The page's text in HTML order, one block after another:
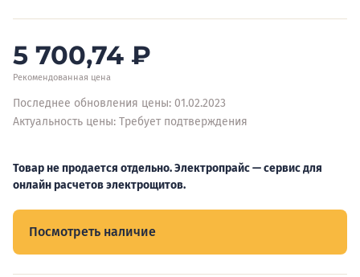
5 700,74 ₽
Рекомендованная цена
Последнее обновления цены: 01.02.2023
Актуальность цены: Требует подтверждения
Товар не продается отдельно. Электропрайс — сервис для
онлайн расчетов электрощитов.
Посмотреть наличие